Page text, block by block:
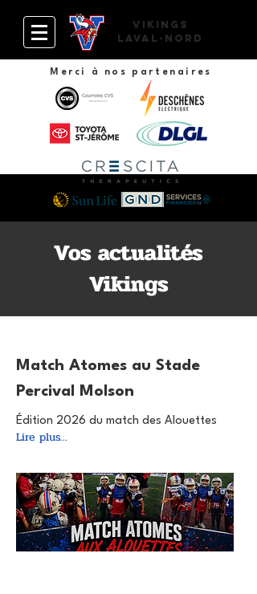
VIKINGS
Laval-Nord
Merci à nos partenaires
Vos actualités
Vikings
Match Atomes au Stade
Percival Molson
Édition 2026 du match des Alouettes
Lire plus...